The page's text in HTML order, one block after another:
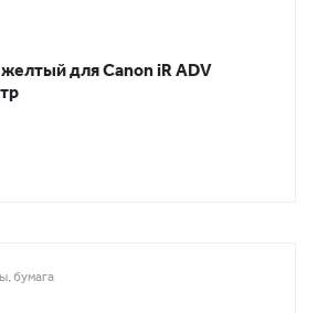
для Canon iR ADV
бумага